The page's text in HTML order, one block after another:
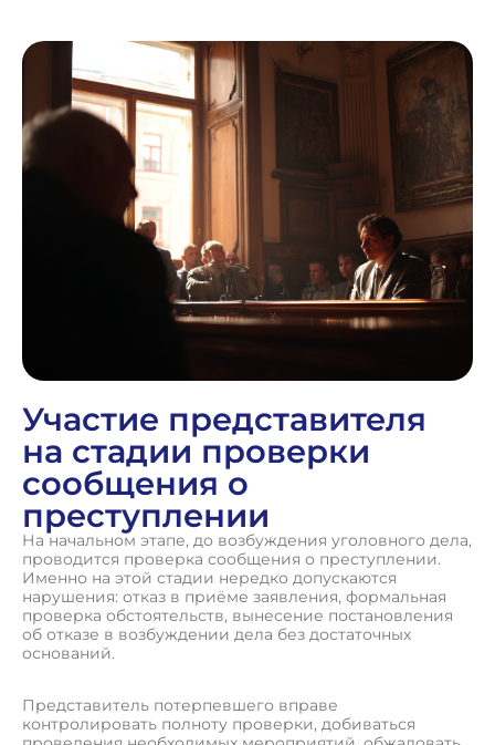
Участие представителя
на стадии проверки
сообщения о
преступлении
На начальном этапе, до возбуждения уголовного дела,
проводится проверка сообщения о преступлении.
Именно на этой стадии нередко допускаются
нарушения: отказ в приёме заявления, формальная
проверка обстоятельств, вынесение постановления
об отказе в возбуждении дела без достаточных
оснований.
Представитель потерпевшего вправе
контролировать полноту проверки, добиваться